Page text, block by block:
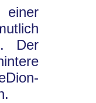
einer
Der